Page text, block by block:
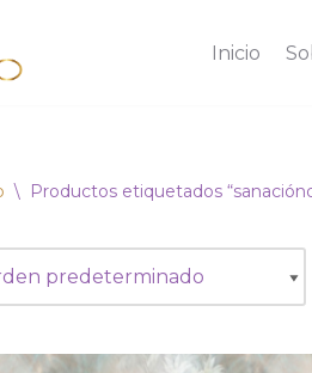
Inicio
\ Productos etiquetados